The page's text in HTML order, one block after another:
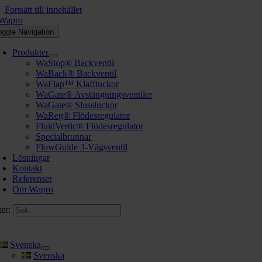
Fortsätt till innehållet
Navigation
Produkter
WaStop® Backventil
WaBack® Backventil
WaFlap™ Klaffluckor
WaGate® Avstängningsventiler
WaGate® Slussluckor
WaReg® Flödesregulator
FluidVertic® Flödesregulator
Specialbrunnar
FlowGuide 3-Vägsventil
Lösningar
Kontakt
Referenser
Om Wapro
Svenska
Svenska